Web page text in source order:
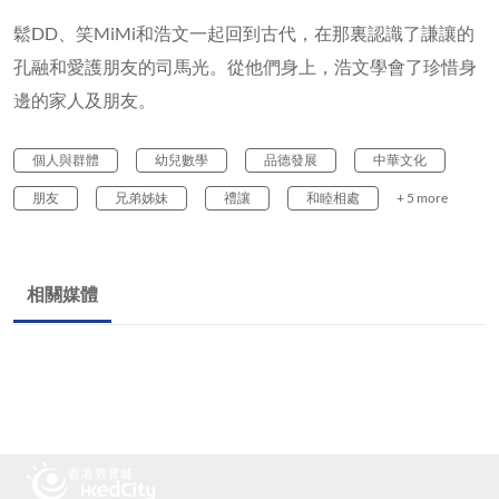
鬆DD、笑MiMi和浩文一起回到古代，在那裏認識了謙讓的
孔融和愛護朋友的司馬光。從他們身上，浩文學會了珍惜身
邊的家人及朋友。
個人與群體 幼兒數學 品德發展 中華文化
朋友 兄弟姊妹 禮讓 和睦相處 + 5 more
相關媒體